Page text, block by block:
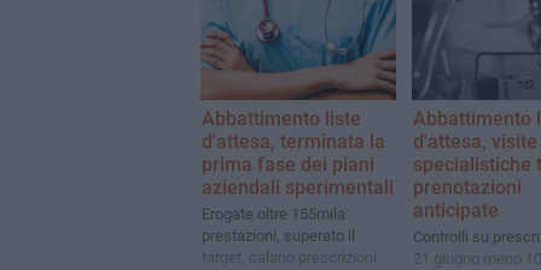
accumulo e recapiti finali
Abbattimento liste
d'attesa, terminata la
prima fase dei piani
aziendali sperimentali
Erogate oltre 155mila
prestazioni, superato il
target, calano prescrizioni
Abbattimento
d'attesa, visite
specialistiche
prenotazioni
anticipate
Controlli su
21 giugno meno